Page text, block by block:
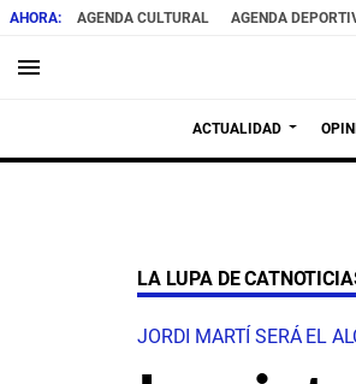
AGENDA CULTURAL AGENDA
menu
ACTUALIDAD
LA LUPA DE
JORDI MARTÍ SERÁ EL